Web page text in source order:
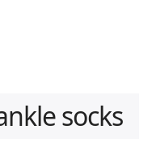
socks